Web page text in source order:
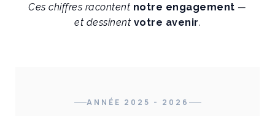
Ces chiffres racontent notre engagement —
et dessinent votre avenir.
ANNÉE 2025 - 2026